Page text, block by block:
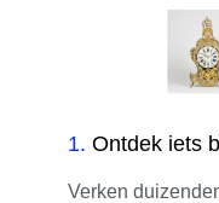
1. Ontdek iets
Verken